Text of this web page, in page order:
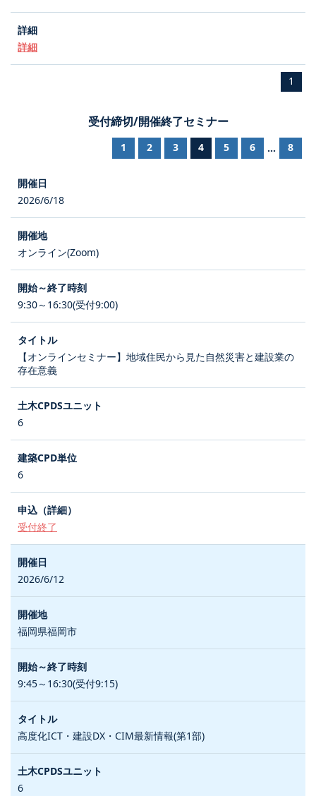
詳細
1
受付締切/開催終了セミナー
1 2 3 4 5 6 ... 8
2026/6/18
オンライン(Zoom)
9:30～16:30(受付9:00)
【オンラインセミナー】地域住民から見た自然災害と建設業の
存在意義
6
6
受付終了
2026/6/12
福岡県福岡市
9:45～16:30(受付9:15)
高度化ICT・建設DX・CIM最新情報(第1部)
6